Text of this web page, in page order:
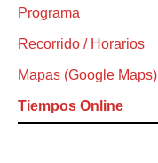
Programa
Recorrido / Horarios
Mapas (Google Maps)
Tiempos Online